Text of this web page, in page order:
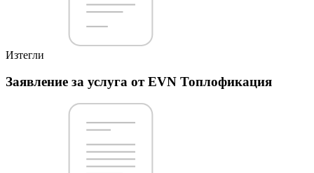
Изтегли
Заявление за услуга от EVN Топлофикация